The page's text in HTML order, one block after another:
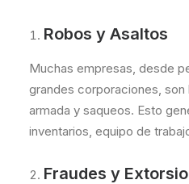
Robos y Asaltos
Muchas empresas, desde
grandes corporaciones,
armada y saqueos. Esto
inventarios, equipo de
Fraudes y